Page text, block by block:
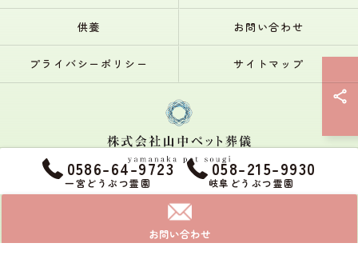
0586-64-9723
一宮どうぶつ霊園
058-215-9930
岐阜どうぶつ霊園
お問い合わせ
供養 お問い合わせ
プライバシーポリシー サイトマップ
© 2026 一宮・岐阜のペット火葬なら株式会社山中ペット葬儀 ALL RIGHTS
RESERVED.